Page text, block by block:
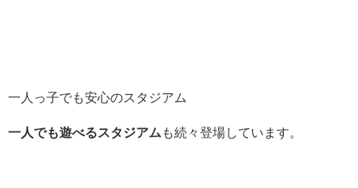
一人っ子でも安心のスタジアム
一人でも遊べるスタジアム も続々登場しています。